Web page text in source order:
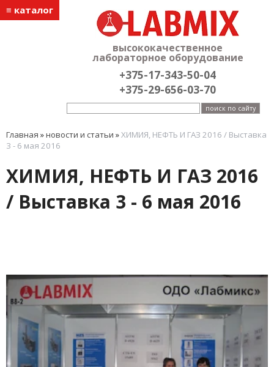
≡ каталог
высококачественное
лабораторное оборудование
+375-17-343-50-04
+375-29-656-03-70
Главная »новости и статьи »ХИМИЯ, НЕФТЬ И ГАЗ 2016 / Выставка
3 - 6 мая 2016
ХИМИЯ, НЕФТЬ И ГАЗ 2016
/ Выставка 3 - 6 мая 2016